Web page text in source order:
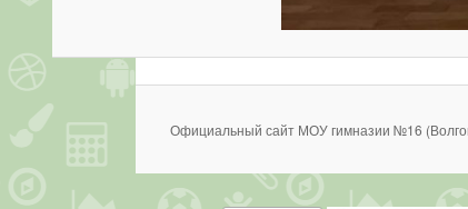
Официальный сайт МОУ гимназии №16